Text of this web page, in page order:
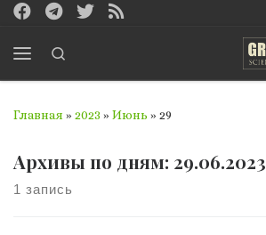
Перейти к содержимому
Главная » 2023 » Июнь » 29
Архивы по дням: 29.06.2023
1 запись